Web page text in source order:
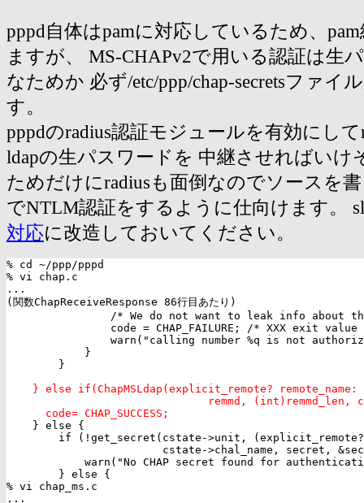
pppd自体はpamに対応しているため、
ますが、 MS-CHAPv2で用いる認証は生
なためか 必ず/etc/ppp/chap-secretsファイ
す。
pppdのradius認証モジュールを有効にし
ldapの生パスワードを 中継させればいけ
ためだけにradiusも面倒なのでソースを
でNTLM認証をするように仕向けます。
対応に改造しておいてください。
% cd ~/ppp/pppd
% vi chap.c
...
(関数ChapReceiveResponse 86行目あたり)
/* We do not want to leak info about
code = CHAP_FAILURE; /* XXX exit value
warn("calling number %q is not
            }
        }
} else if(ChapMSLdap(explicit_remote? remote_name:
remmd, (int)remmd_len,
      code= CHAP_SUCCESS;
} else {
if (!get_secret(cstate->unit,
cstate->chal_name, secret,
warn("No CHAP secret found for
        } else {
% vi chap_ms.c